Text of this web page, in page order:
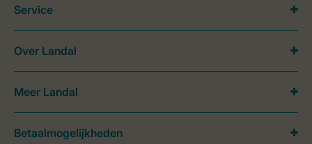
Service
Over Landal
Meer Landal
Betaalmogelijkheden